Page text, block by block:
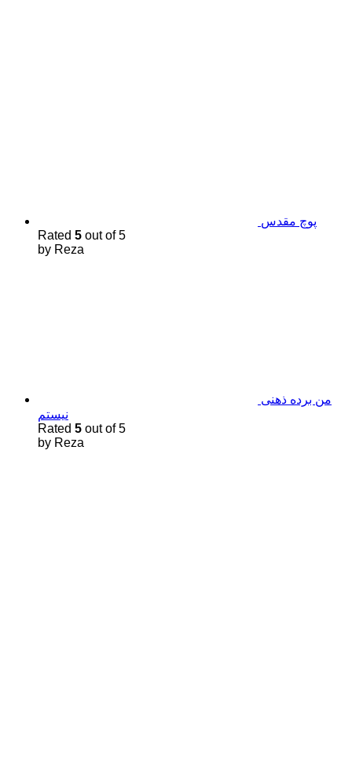
پوچ مقدس
Rated 5 out of 5
by Reza
من برده ذهنی
نیستم
Rated 5 out of 5
by Reza